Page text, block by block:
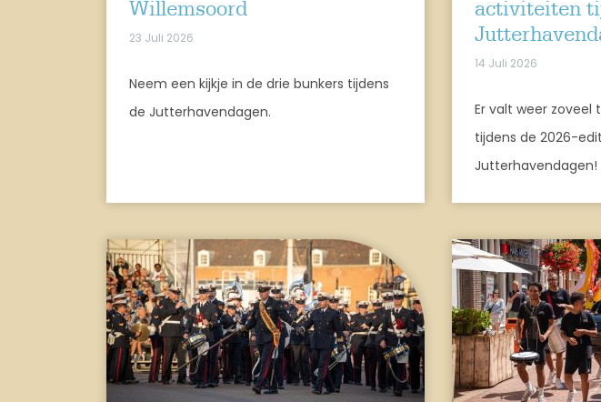
Willemsoord
23 Juli 2026
Neem een kijkje in de drie bunkers tijdens
de Jutterhavendagen.
activiteiten
14 Juli 2026
Er valt weer zoveel
tijdens de 2026-